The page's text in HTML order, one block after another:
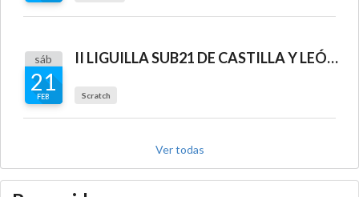
sáb
21
FEB
II LIGUILLA SUB21 DE CASTILLA Y LEÓN - LA VALMUZA (Valedera SACE)
Scratch
Ver todas